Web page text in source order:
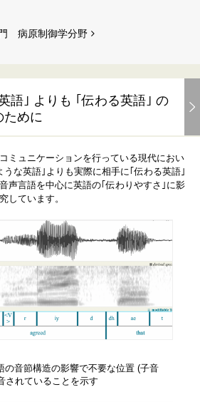
病原制御学分野
語｣ よりも ｢伝わる英語｣ の
ために
ミュニケーションを行っている現代におい
な英語｣よりも実際に相手に｢伝わる英語｣
声言語を中心に英語の｢伝わりやすさ｣に影
しています。
の音節構造の影響で不要な位置 (子音
されていることを示す